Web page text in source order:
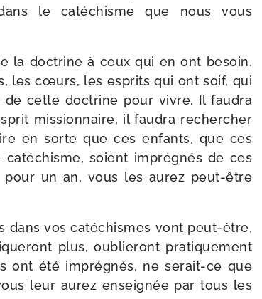
le caté­chisme que nous vous
la doc­trine à ceux qui en ont besoin.
les cœurs, les esprits qui ont soif, qui
cette doc­trine pour vivre. Il fau­dra
mis­sion­naire, il fau­dra recher­cher
en sorte que ces enfants, que ces
soient impré­gnés de ces
un an, vous les aurez peut-​être
dans vos caté­chismes vont peut-​être,
plus, oublie­ront pra­ti­que­ment
ont été impré­gnés, ne serait-​ce que
leur aurez ensei­gnée par tous les